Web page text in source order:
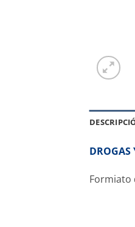
DROGAS
Formiato